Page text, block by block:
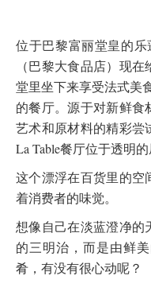
位于巴黎富丽堂皇的乐蓬马歇百货里，La Grande Epicerie
（巴黎大食品店）现
堂里坐下来享受法式美
的餐厅。源于对新鲜
艺术和原材料的精彩尝
La Table餐厅位于透明
这个漂浮在百货里的空间，就像一种内在的感染力，刺激
着消费者的味觉。
想像自己在淡蓝澄净的天空下野餐，陪伴着你的不是粗糙
的三明治，而是由鲜
肴，有没有很心动呢？